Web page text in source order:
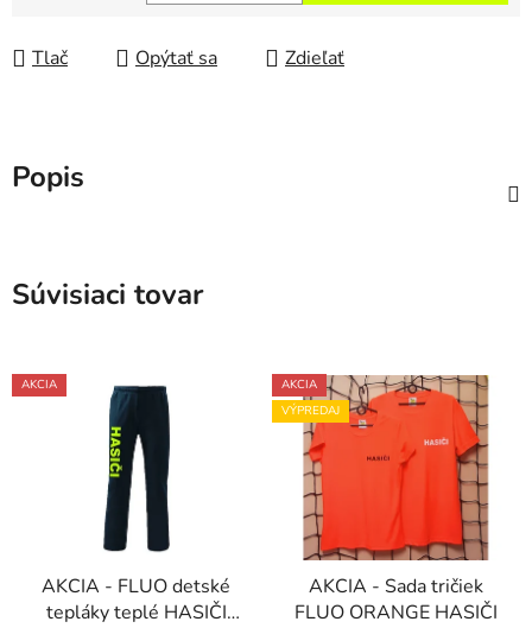
Jednotková cena:
Tlač Opýtať sa Zdieľať
Popis
Súvisiaci tovar
AKCIA
AKCIA - FLUO detské
tepláky teplé HASIČI
AKCIA
VÝPREDAJ
AKCIA - Sada tričiek
FLUO ORANGE HASIČI